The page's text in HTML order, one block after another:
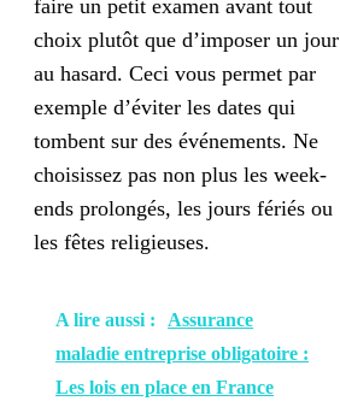
faire un petit examen avant tout
choix plutôt que d’imposer un jour
au hasard. Ceci vous permet par
exemple d’éviter les dates qui
tombent sur des événements. Ne
choisissez pas non plus les week-
ends prolongés, les jours fériés ou
les fêtes religieuses.
A lire aussi :
Assurance
maladie entreprise obligatoire :
Les lois en place en France